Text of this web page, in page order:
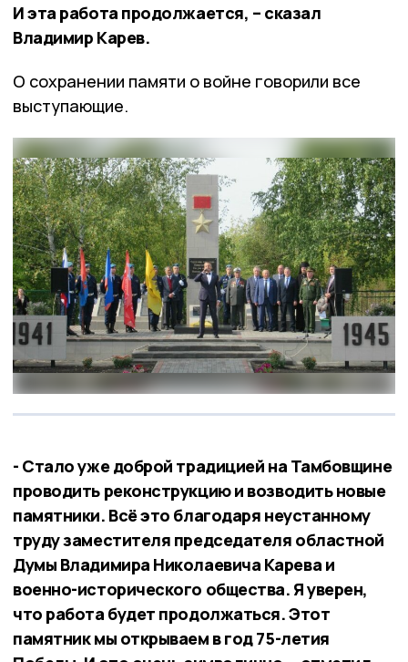
И эта работа продолжается, – сказал
Владимир Карев.
О сохранении памяти о войне говорили все
выступающие.
- Стало уже доброй традицией на Тамбовщине
проводить реконструкцию и возводить новые
памятники. Всё это благодаря неустанному
труду заместителя председателя областной
Думы Владимира Николаевича Карева и
военно-исторического общества. Я уверен,
что работа будет продолжаться. Этот
памятник мы открываем в год 75-летия